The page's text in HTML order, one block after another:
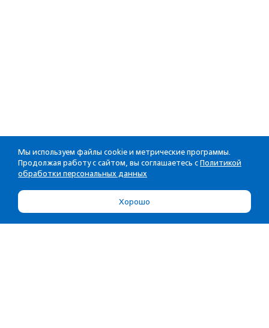
Мы используем файлы cookie и метрические программы.
Продолжая работу с сайтом, вы соглашаетесь с Политикой
обработки персональных данных
Хорошо